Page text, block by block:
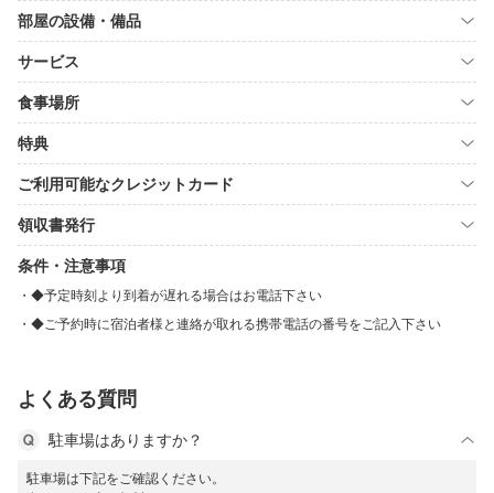
部屋の設備・備品
サービス
食事場所
特典
ご利用可能なクレジットカード
領収書発行
条件・注意事項
◆予定時刻より到着が遅れる場合はお電話下さい
◆ご予約時に宿泊者様と連絡が取れる携帯電話の番号をご記入下さい
よくある質問
駐車場はありますか？
駐車場は下記をご確認ください。